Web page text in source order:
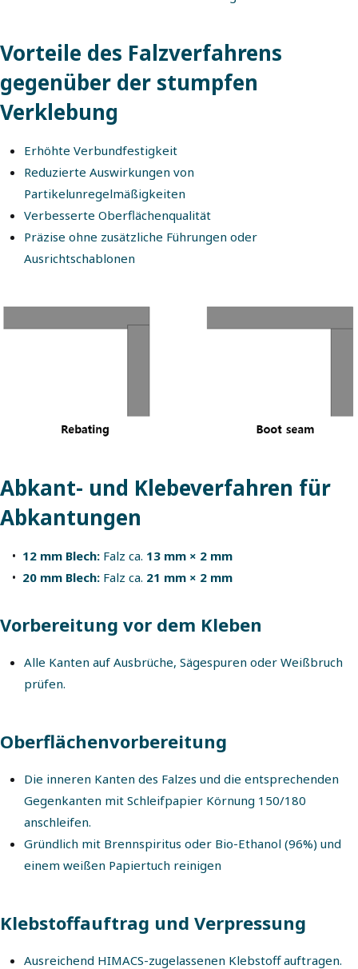
Vorteile des Falzverfahrens
gegenüber der stumpfen
Verklebung
Erhöhte Verbundfestigkeit
Reduzierte Auswirkungen von
Partikelunregelmäßigkeiten
Verbesserte Oberflächenqualität
Präzise ohne zusätzliche Führungen oder
Ausrichtschablonen
Abkant- und Klebeverfahren für
Abkantungen
12 mm Blech: Falz ca. 13 mm × 2 mm
20 mm Blech: Falz ca. 21 mm × 2 mm
Vorbereitung vor dem Kleben
Alle Kanten auf Ausbrüche, Sägespuren oder Weißbruch
prüfen.
Oberflächenvorbereitung
Die inneren Kanten des Falzes und die entsprechenden
Gegenkanten mit Schleifpapier Körnung 150/180
anschleifen.
Gründlich mit Brennspiritus oder Bio-Ethanol (96%) und
einem weißen Papiertuch reinigen
Klebstoffauftrag und Verpressung
Ausreichend HIMACS-zugelassenen Klebstoff auftragen.